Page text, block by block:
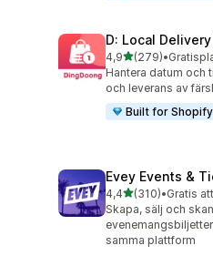
D: Local
4,9av 5 stjärnor
(279)
279 recensioner
•
Hantera datum och
och leverans av
Built for Shopify
Evey Events &
4,4av 5 stjärnor
(310)
310 recensioner
•Gratis
Skapa, sälj och
samma plattform